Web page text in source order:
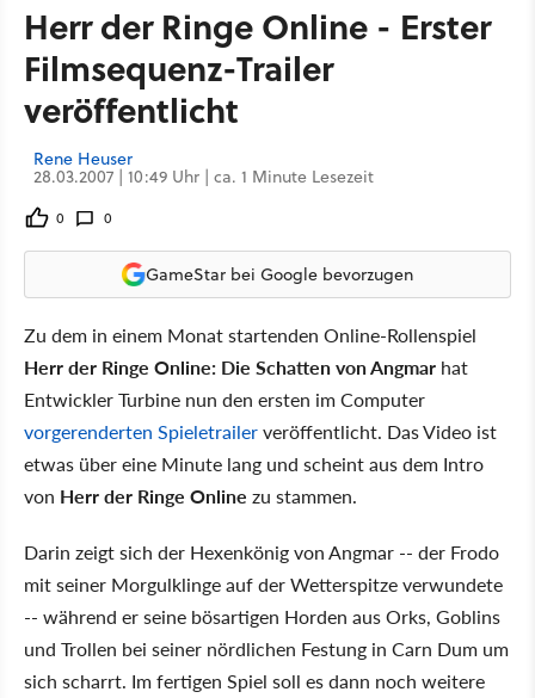
Herr der Ringe Online - Erster
Filmsequenz-Trailer
veröffentlicht
Rene Heuser
28.03.2007 | 10:49 Uhr | ca. 1 Minute Lesezeit
0 0
GameStar bei Google bevorzugen
Zu dem in einem Monat startenden Online-Rollenspiel
Herr der Ringe Online: Die Schatten von Angmar hat
Entwickler Turbine nun den ersten im Computer
vorgerenderten Spieletrailerveröffentlicht. Das Video ist
etwas über eine Minute lang und scheint aus dem Intro
von Herr der Ringe Online zu stammen.
Darin zeigt sich der Hexenkönig von Angmar -- der Frodo
mit seiner Morgulklinge auf der Wetterspitze verwundete
-- während er seine bösartigen Horden aus Orks, Goblins
und Trollen bei seiner nördlichen Festung in Carn Dum um
sich scharrt. Im fertigen Spiel soll es dann noch weitere